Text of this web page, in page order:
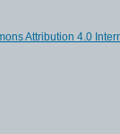
Attribution 4.0